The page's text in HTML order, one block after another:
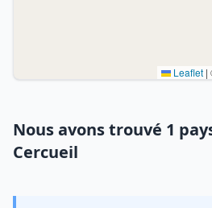
Leaflet |
Nous avons trouvé 1
Cercueil